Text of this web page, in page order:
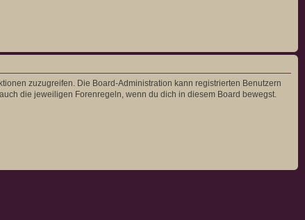
zuzugreifen. Die Board-Administration kann registrierten Benutzern
die jeweiligen Forenregeln, wenn du dich in diesem Board bewegst.